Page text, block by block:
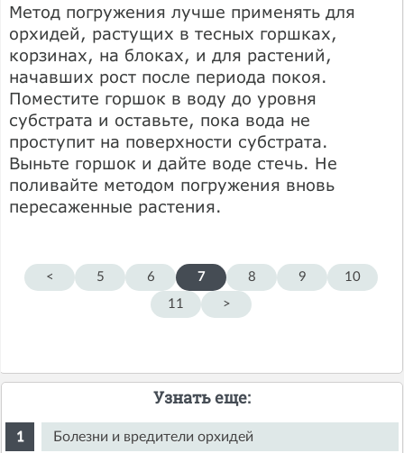
Метод погружения лучше применять для
орхидей, растущих в тесных горшках,
корзинах, на блоках, и для растений,
начавших рост после периода покоя.
Поместите горшок в воду до уровня
субстрата и оставьте, пока вода не
проступит на поверхности субстрата.
Выньте горшок и дайте воде стечь. Не
поливайте методом погружения вновь
пересаженные растения.
< 5 6 7 8 9
10
11
>
Узнать еще:
Болезни и вредители орхидей